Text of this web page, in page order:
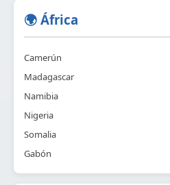
🌍 África
Camerún
Madagascar
Namibia
Nigeria
Somalia
Gabón